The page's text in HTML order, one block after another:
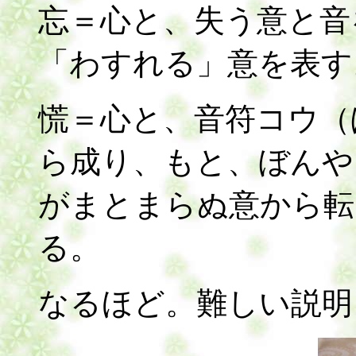
忘＝心と、失う意と
「わすれる」意を表
慌＝心と、音符コウ
ら成り、もと、ぼん
がまとまらぬ意から
る。
なるほど。難しい説